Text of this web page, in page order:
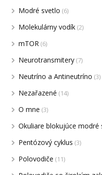
Modré svetlo (6)
Molekulárny vodík (2)
mTOR (6)
Neurotransmitery (7)
Neutríno a Antineutríno (3)
Nezařazené (14)
O mne (3)
Okuliare blokujúce modré
Pentózový cyklus (3)
Polovodiče (11)